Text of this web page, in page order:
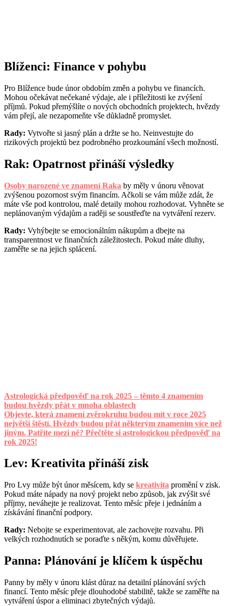
Blíženci: Finance v pohybu
Pro Blížence bude únor obdobím změn a pohybu ve financích.
Mohou očekávat nečekané výdaje, ale i příležitosti ke zvýšení
příjmů. Pokud přemýšlíte o nových obchodních projektech, hvězdy
vám přejí, ale nezapomeňte vše důkladně promyslet.
Rady: Vytvořte si jasný plán a držte se ho. Neinvestujte do
rizikových projektů bez podrobného prozkoumání všech možností.
Rak: Opatrnost přináší výsledky
Osoby narozené ve znamení Raka by měly v únoru věnovat
zvýšenou pozornost svým financím. Ačkoli se vám může zdát, že
máte vše pod kontrolou, malé detaily mohou rozhodovat. Vyhněte se
neplánovaným výdajům a raději se soustřeďte na vytváření rezerv.
Rady: Vyhýbejte se emocionálním nákupům a dbejte na
transparentnost ve finančních záležitostech. Pokud máte dluhy,
zaměřte se na jejich splácení.
Astrologická předpověď na rok 2025 – těmto 4 znamením
budou hvězdy přát v mnoha oblastech
Objevte, která znamení zvěrokruhu budou mít v roce 2025
největší štěstí. Hvězdy budou přát některým znamením více než
jiným. Patříte mezi ně? Přečtěte si astrologickou předpověď na
rok 2025!
Lev: Kreativita přináší zisk
Pro Lvy může být únor měsícem, kdy se kreativita promění v zisk.
Pokud máte nápady na nový projekt nebo způsob, jak zvýšit své
příjmy, neváhejte je realizovat. Tento měsíc přeje i jednáním a
získávání finanční podpory.
Rady: Nebojte se experimentovat, ale zachovejte rozvahu. Při
velkých rozhodnutích se poraďte s někým, komu důvěřujete.
Panna: Plánování je klíčem k úspěchu
Panny by měly v únoru klást důraz na detailní plánování svých
financí. Tento měsíc přeje dlouhodobé stabilitě, takže se zaměřte na
vytváření úspor a eliminaci zbytečných výdajů.